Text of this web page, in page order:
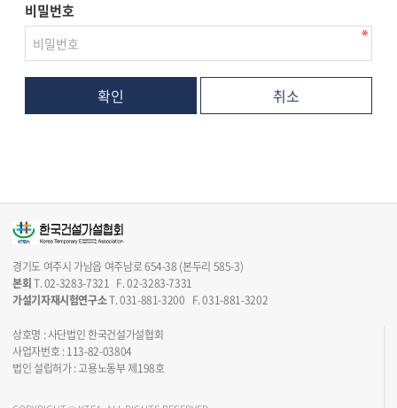
비밀번호
취소
경기도 여주시 가남읍 여주남로 654-38 (본두리 585-3)
본회T. 02-3283-7321 F. 02-3283-7331
가설기자재시험연구소T. 031-881-3200 F. 031-881-3202
상호명 : 사단법인 한국건설가설협회
사업자번호 : 113-82-03804
법인 설립허가 : 고용노동부 제198호